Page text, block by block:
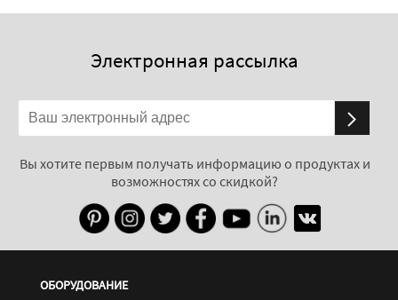
Электронная рассылка
Вы хотите первым получать информацию о продуктах и
возможностях со скидкой?
ОБОРУДОВАНИЕ